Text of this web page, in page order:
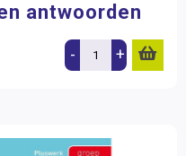
antwoorden
- +